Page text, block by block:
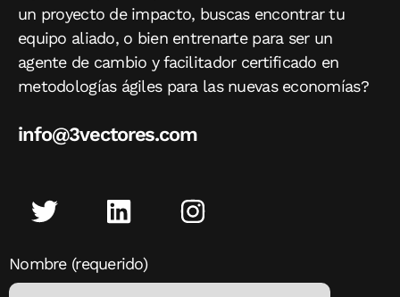
un proyecto de impacto, buscas encontrar tu
equipo aliado, o bien entrenarte para ser un
agente de cambio y facilitador certificado en
metodologías ágiles para las nuevas economías?
info@3vectores.com
Nombre (requerido)